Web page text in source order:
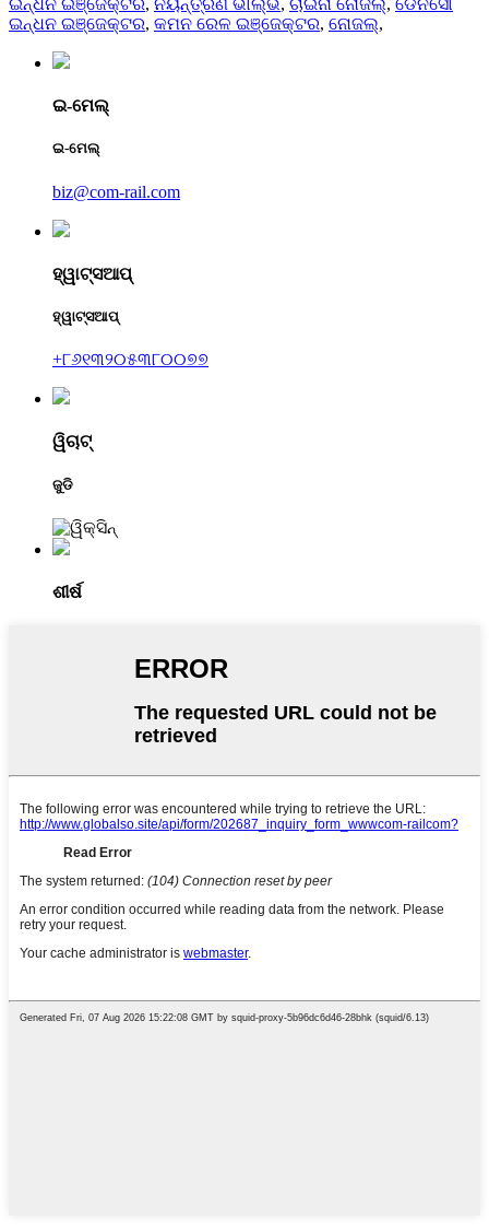
ଇନ୍ଧନ ଇଞ୍ଜେକ୍ଟର, ନିୟନ୍ତ୍ରଣ ଭାଲ୍ଭ, ଚାଇନା ନୋଜଲ୍, ଡେନସୋ
ଇନ୍ଧନ ଇଞ୍ଜେକ୍ଟର, କମନ ରେଳ ଇଞ୍ଜେକ୍ଟର, ନୋଜଲ୍,
ଇ-ମେଲ୍
ଇ-ମେଲ୍
biz@com-rail.com
ହ୍ୱାଟ୍ସଆପ୍
ହ୍ୱାଟ୍ସଆପ୍
+୮୬୧୩୨୦୫୩୮୦୦୭୭
ୱିଚାଟ୍
ଜୁଡି
ଶୀର୍ଷ